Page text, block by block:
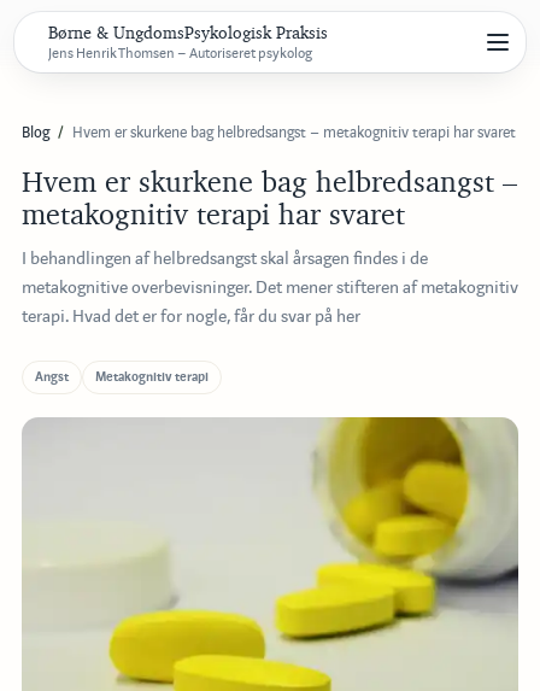
Børne & UngdomsPsykologisk Praksis
Jens Henrik Thomsen – Autoriseret psykolog
Blog Hvem er skurkene bag helbredsangst – metakognitiv terapi har svaret
Hvem er skurkene bag helbredsangst –
metakognitiv terapi har svaret
I behandlingen af helbredsangst skal årsagen findes i de
metakognitive overbevisninger. Det mener stifteren af metakognitiv
terapi. Hvad det er for nogle, får du svar på her
Angst Metakognitiv terapi